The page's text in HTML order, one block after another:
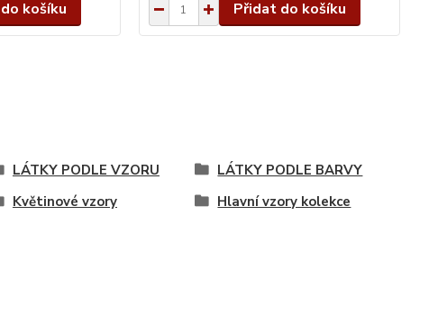
košíku Přidat do košíku
LÁTKY PODLE VZORU
LÁTKY PODLE BARVY
Květinové vzory
Hlavní vzory kolekce